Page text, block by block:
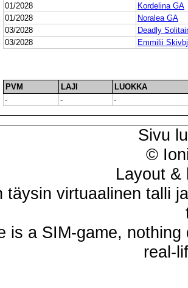
01/2028
Kordelina GA
01/2028
Noralea GA
03/2028
Deadly
03/2028
Emmilii
PVM LAJI
LUOKKA
-
- -
Sivu
©
Layout &
täysin virtuaalinen talli
is a SIM-game,
real-